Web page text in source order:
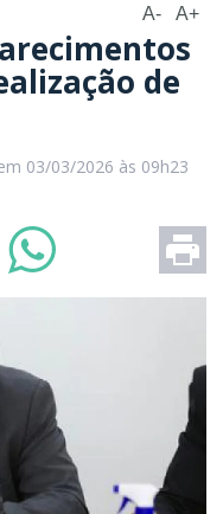
A- A+
de
03/03/2026 às 09h23